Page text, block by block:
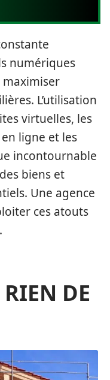
numériques
maximiser
L’utilisation
virtuelles, les
ligne et les
incontournable
biens et
Une agence
ces atouts
DE